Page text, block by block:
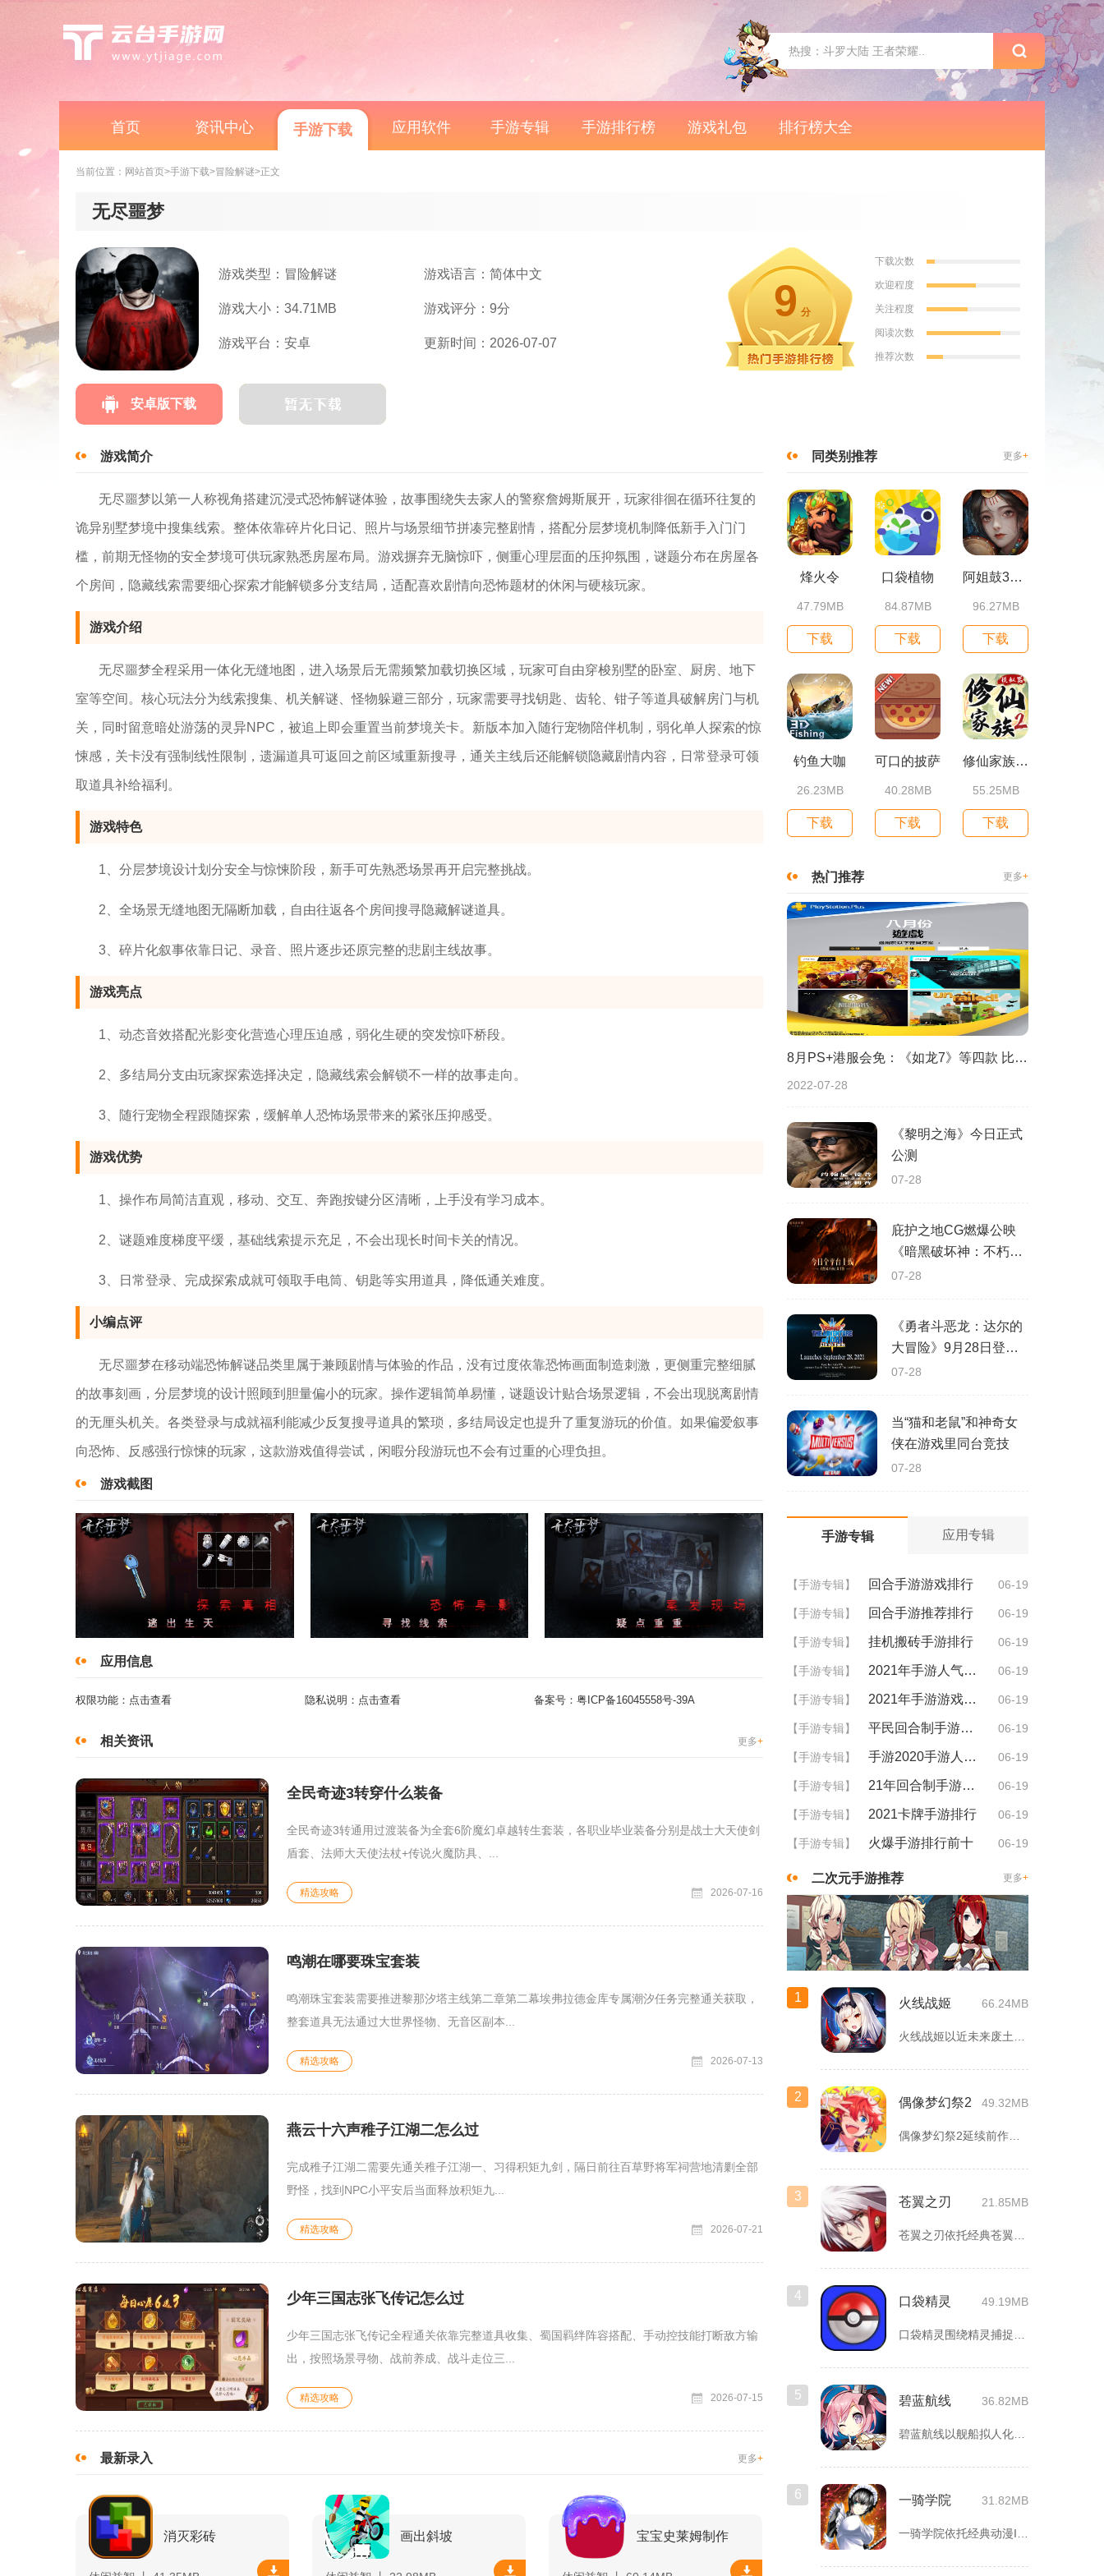
首页 资讯中心 手游下载 应用软件 手游专辑 手游排行榜 游戏礼包 排行榜大全
当前位置： 网站首页>手游下载>冒险解谜>正文
无尽噩梦
游戏类型：冒险解谜 游戏语言：简体中文
游戏大小：34.71MB 游戏评分：9分
游戏平台：安卓 更新时间：2026-07-07
9 分
下载次数
欢迎程度
关注程度
阅读次数
推荐次数
安卓版下载
游戏简介
无尽噩梦以第一人称视角搭建沉浸式恐怖解谜体验，故事围绕失去家人的警察詹姆斯展开，玩家徘徊在循环往复的
诡异别墅梦境中搜集线索。整体依靠碎片化日记、照片与场景细节拼凑完整剧情，搭配分层梦境机制降低新手入门门
槛，前期无怪物的安全梦境可供玩家熟悉房屋布局。游戏摒弃无脑惊吓，侧重心理层面的压抑氛围，谜题分布在房屋各
个房间，隐藏线索需要细心探索才能解锁多分支结局，适配喜欢剧情向恐怖题材的休闲与硬核玩家。
游戏介绍
无尽噩梦全程采用一体化无缝地图，进入场景后无需频繁加载切换区域，玩家可自由穿梭别墅的卧室、厨房、地下
室等空间。核心玩法分为线索搜集、机关解谜、怪物躲避三部分，玩家需要寻找钥匙、齿轮、钳子等道具破解房门与机
关，同时留意暗处游荡的灵异NPC，被追上即会重置当前梦境关卡。新版本加入随行宠物陪伴机制，弱化单人探索的惊
悚感，关卡没有强制线性限制，遗漏道具可返回之前区域重新搜寻，通关主线后还能解锁隐藏剧情内容，日常登录可领
取道具补给福利。
游戏特色
1、分层梦境设计划分安全与惊悚阶段，新手可先熟悉场景再开启完整挑战。
2、全场景无缝地图无隔断加载，自由往返各个房间搜寻隐藏解谜道具。
3、碎片化叙事依靠日记、录音、照片逐步还原完整的悲剧主线故事。
游戏亮点
1、动态音效搭配光影变化营造心理压迫感，弱化生硬的突发惊吓桥段。
2、多结局分支由玩家探索选择决定，隐藏线索会解锁不一样的故事走向。
3、随行宠物全程跟随探索，缓解单人恐怖场景带来的紧张压抑感受。
游戏优势
1、操作布局简洁直观，移动、交互、奔跑按键分区清晰，上手没有学习成本。
2、谜题难度梯度平缓，基础线索提示充足，不会出现长时间卡关的情况。
3、日常登录、完成探索成就可领取手电筒、钥匙等实用道具，降低通关难度。
小编点评
无尽噩梦在移动端恐怖解谜品类里属于兼顾剧情与体验的作品，没有过度依靠恐怖画面制造刺激，更侧重完整细腻
的故事刻画，分层梦境的设计照顾到胆量偏小的玩家。操作逻辑简单易懂，谜题设计贴合场景逻辑，不会出现脱离剧情
的无厘头机关。各类登录与成就福利能减少反复搜寻道具的繁琐，多结局设定也提升了重复游玩的价值。如果偏爱叙事
向恐怖、反感强行惊悚的玩家，这款游戏值得尝试，闲暇分段游玩也不会有过重的心理负担。
游戏截图
应用信息
权限功能： 点击查看 隐私说明： 点击查看 备案号： 粤ICP备16045558号-39A
相关资讯 更多+
全民奇迹3转穿什么装备
全民奇迹3转通用过渡装备为全套6阶魔幻卓越转生套装，各职业毕业装备分别是战士大天使剑
盾套、法师大天使法杖+传说火魔防具、...
精选攻略 2026-07-16
鸣潮在哪要珠宝套装
鸣潮珠宝套装需要推进黎那汐塔主线第二章第二幕埃弗拉德金库专属潮汐任务完整通关获取，
整套道具无法通过大世界怪物、无音区副本...
精选攻略 2026-07-13
燕云十六声稚子江湖二怎么过
完成稚子江湖二需要先通关稚子江湖一、习得积矩九剑，隔日前往百草野将军祠营地清剿全部
野怪，找到NPC小平安后当面释放积矩九...
精选攻略 2026-07-21
少年三国志张飞传记怎么过
少年三国志张飞传记全程通关依靠完整道具收集、蜀国羁绊阵容搭配、手动控技能打断敌方输
出，按照场景寻物、战前养成、战斗走位三...
精选攻略 2026-07-15
最新录入 更多+
消灭彩砖 画出斜坡 宝宝史莱姆制作
同类别推荐 更多+
烽火令
47.79MB
下载
口袋植物
84.87MB
下载
阿姐鼓3偃师传
96.27MB
下载
钓鱼大咖
26.23MB
下载
可口的披萨
40.28MB
下载
修仙家族模拟器2
55.25MB
下载
热门推荐 更多+
8月PS+港服会免：《如龙7》等四款 比欧美服多一款
2022-07-28
《黎明之海》今日正式
公测
07-28
庇护之地CG燃爆公映
《暗黑破坏神：不朽》
今日全平台上线
07-28
《勇者斗恶龙：达尔的
大冒险》9月28日登陆
苹果谷歌应用商店
07-28
当“猫和老鼠”和神奇女
侠在游戏里同台竞技
07-28
手游专辑 应用专辑
【手游专辑】 回合手游游戏排行 06-19
【手游专辑】 回合手游推荐排行 06-19
【手游专辑】 挂机搬砖手游排行 06-19
【手游专辑】 2021年手游人气排行 06-19
【手游专辑】 2021年手游游戏排行 06-19
【手游专辑】 平民回合制手游排行 06-19
【手游专辑】 手游2020手游人气排行 06-19
【手游专辑】 21年回合制手游排行 06-19
【手游专辑】 2021卡牌手游排行 06-19
【手游专辑】 火爆手游排行前十 06-19
二次元手游推荐 更多+
1 火线战姬 66.24MB
火线战姬以近未来废土世界为故事舞台，融合二次元战姬收集、轻策...
2 偶像梦幻祭2 49.32MB
偶像梦幻祭2延续前作完整世界观，玩家以制作人身份陪伴49位少...
3 苍翼之刃 21.85MB
苍翼之刃依托经典苍翼默示录IP打造横版指尖格斗手游，完整收录...
4 口袋精灵 49.19MB
口袋精灵围绕精灵捕捉、养成、回合对战搭建完整冒险体系，玩家化...
5 碧蓝航线 36.82MB
碧蓝航线以舰船拟人化为核心载体，将各类历史战舰塑造成风格各异...
6 一骑学院 31.82MB
一骑学院依托经典动漫IP改编，把三国武将化身学院少女角色，主...